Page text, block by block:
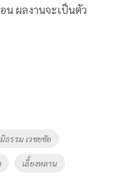
น ผลงานจะเป็นตัว
ธรรม เวชยชัย
เลี้ยงหลาน